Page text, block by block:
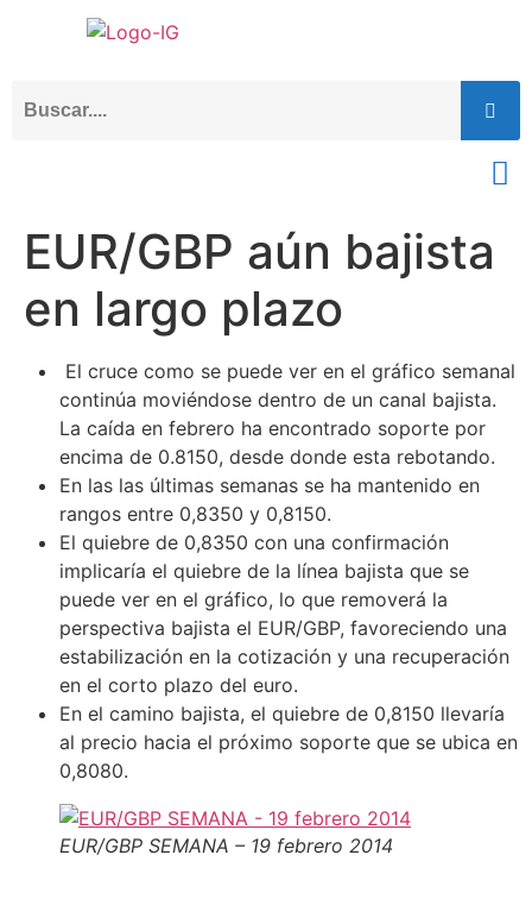
EUR/GBP aún bajista
en largo plazo
El cruce como se puede ver en el gráfico semanal
continúa moviéndose dentro de un canal bajista.
La caída en febrero ha encontrado soporte por
encima de 0.8150, desde donde esta rebotando.
En las las últimas semanas se ha mantenido en
rangos entre 0,8350 y 0,8150.
El quiebre de 0,8350 con una confirmación
implicaría el quiebre de la línea bajista que se
puede ver en el gráfico, lo que removerá la
perspectiva bajista el EUR/GBP, favoreciendo una
estabilización en la cotización y una recuperación
en el corto plazo del euro.
En el camino bajista, el quiebre de 0,8150 llevaría
al precio hacia el próximo soporte que se ubica en
0,8080.
EUR/GBP SEMANA – 19 febrero 2014